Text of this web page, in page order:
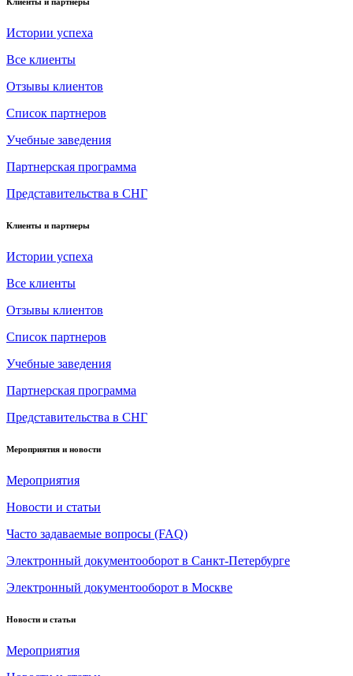
Истории успеха
Все клиенты
Отзывы клиентов
Список партнеров
Учебные заведения
Партнерская программа
Представительства в СНГ
Клиенты и партнеры
Истории успеха
Все клиенты
Отзывы клиентов
Список партнеров
Учебные заведения
Партнерская программа
Представительства в СНГ
Мероприятия и новости
Мероприятия
Новости и статьи
Часто задаваемые вопросы (FAQ)
Электронный документооборот в Санкт-Петербурге
Электронный документооборот в Москве
Новости и статьи
Мероприятия